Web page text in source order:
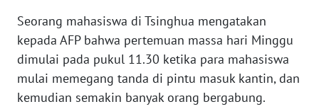
Seorang mahasiswa di Tsinghua mengatakan
kepada AFP bahwa pertemuan massa hari Minggu
dimulai pada pukul 11.30 ketika para mahasiswa
mulai memegang tanda di pintu masuk kantin, dan
kemudian semakin banyak orang bergabung.
WN
SUMUT
WN
JAKARTA